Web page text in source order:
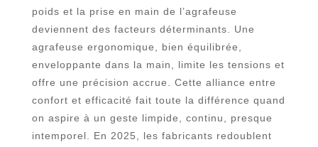
poids et la prise en main de l’agrafeuse
deviennent des facteurs déterminants. Une
agrafeuse ergonomique, bien équilibrée,
enveloppante dans la main, limite les tensions et
offre une précision accrue. Cette alliance entre
confort et efficacité fait toute la différence quand
on aspire à un geste limpide, continu, presque
intemporel. En 2025, les fabricants redoublent